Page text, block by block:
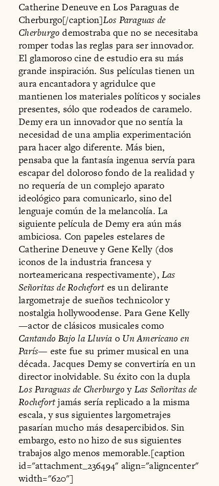
Catherine Deneuve en Los Paraguas de
Cherburgo[/caption]Los Paraguas de
Cherburgo demostraba que no se necesitaba
romper todas las reglas para ser innovador.
El glamoroso cine de estudio era su más
grande inspiración. Sus películas tienen un
aura encantadora y agridulce que
mantienen los materiales políticos y sociales
presentes, sólo que rodeados de caramelo.
Demy era un innovador que no sentía la
necesidad de una amplia experimentación
para hacer algo diferente. Más bien,
pensaba que la fantasía ingenua servía para
escapar del doloroso fondo de la realidad y
no requería de un complejo aparato
ideológico para comunicarlo, sino del
lenguaje común de la melancolía. La
siguiente película de Demy era aún más
ambiciosa. Con papeles estelares de
Catherine Deneuve y Gene Kelly (dos
iconos de la industria francesa y
norteamericana respectivamente),Las
Señoritas de Rochefortes un delirante
largometraje de sueños technicolor y
nostalgia hollywoodense. Para Gene Kelly
—actor de clásicos musicales como
Cantando Bajo la Lluvia o Un Americano en
París— este fue su primer musical en una
década. Jacques Demy se convertiría en un
director inolvidable. Su éxito con la dupla
Los Paraguas de CherburgoyLas Señoritas de
Rochefortjamás sería replicado a la misma
escala, y sus siguientes largometrajes
pasarían mucho más desapercibidos. Sin
embargo, esto no hizo de sus siguientes
trabajos algo menos memorable.[caption
id="attachment_236494" align="aligncenter"
width="620"]